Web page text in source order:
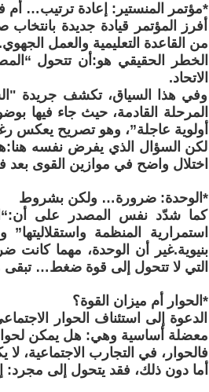
*مؤتمر المنستير: إعادة ترتيب… أم
أفرز المؤتمر قيادة جديدة
من القاعدة التعليمية والعمل
الخطر الحقيقي هو:أن تتحول
الاتحاد.
وفي هذا السياق، تكشف جريدة
المرحلة القادمة، حيث جاء فيها
أولوية عاجلة”، وهو تصريح يعكس
لكن السؤال الذي يفرض نفسه
اختلال واضح في موازين القوى بعد
*الوحدة: ضرورة… ولكن بشروط
كما شدّد نفس المصدر على
استمرارية المنظمة
بنيوية.غير أن الوحدة، مهما كانت
التي لا تتحول إلى قوة ضغط…
*الحوار أم ميزان القوة؟
الدعوة إلى استئناف الحوار
معضلة أساسية وهي: هل يمكن
فالحوار، في التجارب الاجتماعية،
أما دون ذلك، فقد يتحول إلى مجرد: